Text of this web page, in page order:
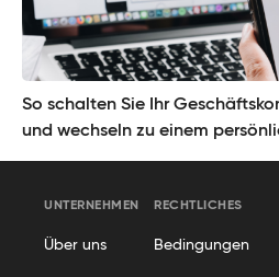
So schalten Sie Ihr
und wechseln zu einem
UNTERNEHMEN
Über uns
RECHTLICHES
Bedingungen